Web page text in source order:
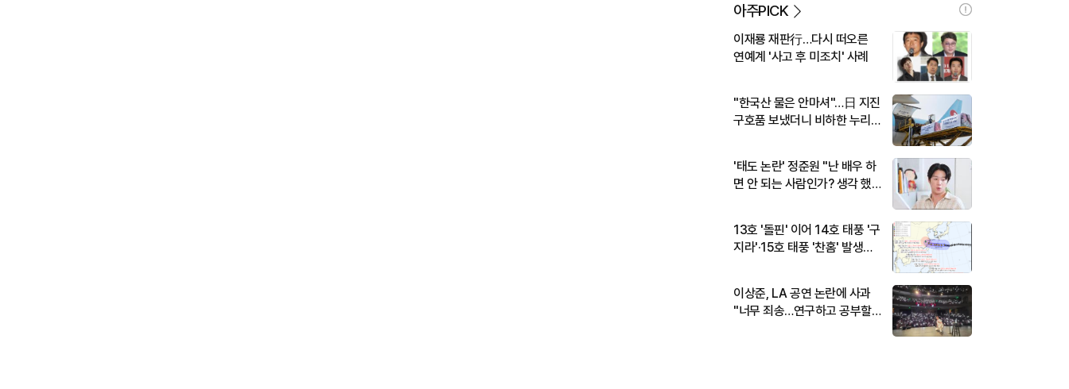
아주PICK
이재룡 재판行…다시 떠오른
연예계 '사고 후 미조치' 사례
"한국산 물은 안마셔"…日 지진
구호품 보냈더니 비하한 누리
'태도 논란' 정준원 "난 배우 하
면 안 되는 사람인가? 생각 했
13호 '돌핀' 이어 14호 태풍 '구
지라'·15호 태풍 '찬홈' 발생…
이상준, LA 공연 논란에 사과
"너무 죄송…연구하고 공부할